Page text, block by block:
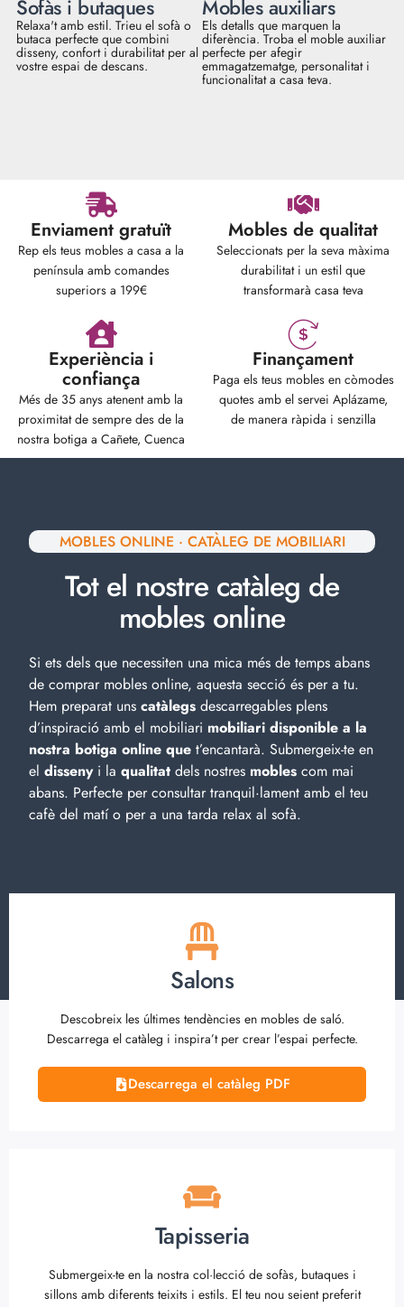
Sofàs i butaques
Relaxa't amb estil. Trieu el sofà o
butaca perfecte que combini
disseny, confort i durabilitat per al
vostre espai de descans.
Mobles auxiliars
Els detalls que marquen la
diferència. Troba el moble auxiliar
perfecte per afegir
emmagatzematge, personalitat i
funcionalitat a casa teva.
Enviament gratuït
Rep els teus mobles a casa a la
península amb comandes
superiors a 199€
Mobles de qualitat
Seleccionats per la seva màxima
durabilitat i un estil que
transformarà casa teva
Experiència i
confiança
Més de 35 anys atenent amb la
proximitat de sempre des de la
nostra botiga a Cañete, Cuenca
Finançament
Paga els teus mobles en còmodes
quotes amb el servei Aplázame,
de manera ràpida i senzilla
MOBLES ONLINE · CATÀLEG DE MOBILIARI
Tot el nostre catàleg de
mobles online
Si ets dels que necessiten una mica més de temps abans
de comprar mobles online, aquesta secció és per a tu.
Hem preparat uns catàlegs descarregables plens
d’inspiració amb el mobiliari mobiliari disponible a la
nostra botiga online que t’encantarà. Submergeix-te en
el dissenyi la qualitat dels nostres mobles com mai
abans. Perfecte per consultar tranquil·lament amb el teu
cafè del matí o per a una tarda relax al sofà.
Salons
Descobreix les últimes tendències en mobles de saló.
Descarrega el catàleg i inspira’t per crear l’espai perfecte.
Descarrega el catàleg PDF
Tapisseria
Submergeix-te en la nostra col·lecció de sofàs, butaques i
sillons amb diferents teixits i estils. El teu nou seient preferit